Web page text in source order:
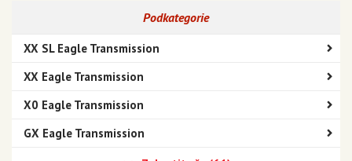
Podkategorie
XX SL Eagle Transmission
XX Eagle Transmission
X0 Eagle Transmission
GX Eagle Transmission